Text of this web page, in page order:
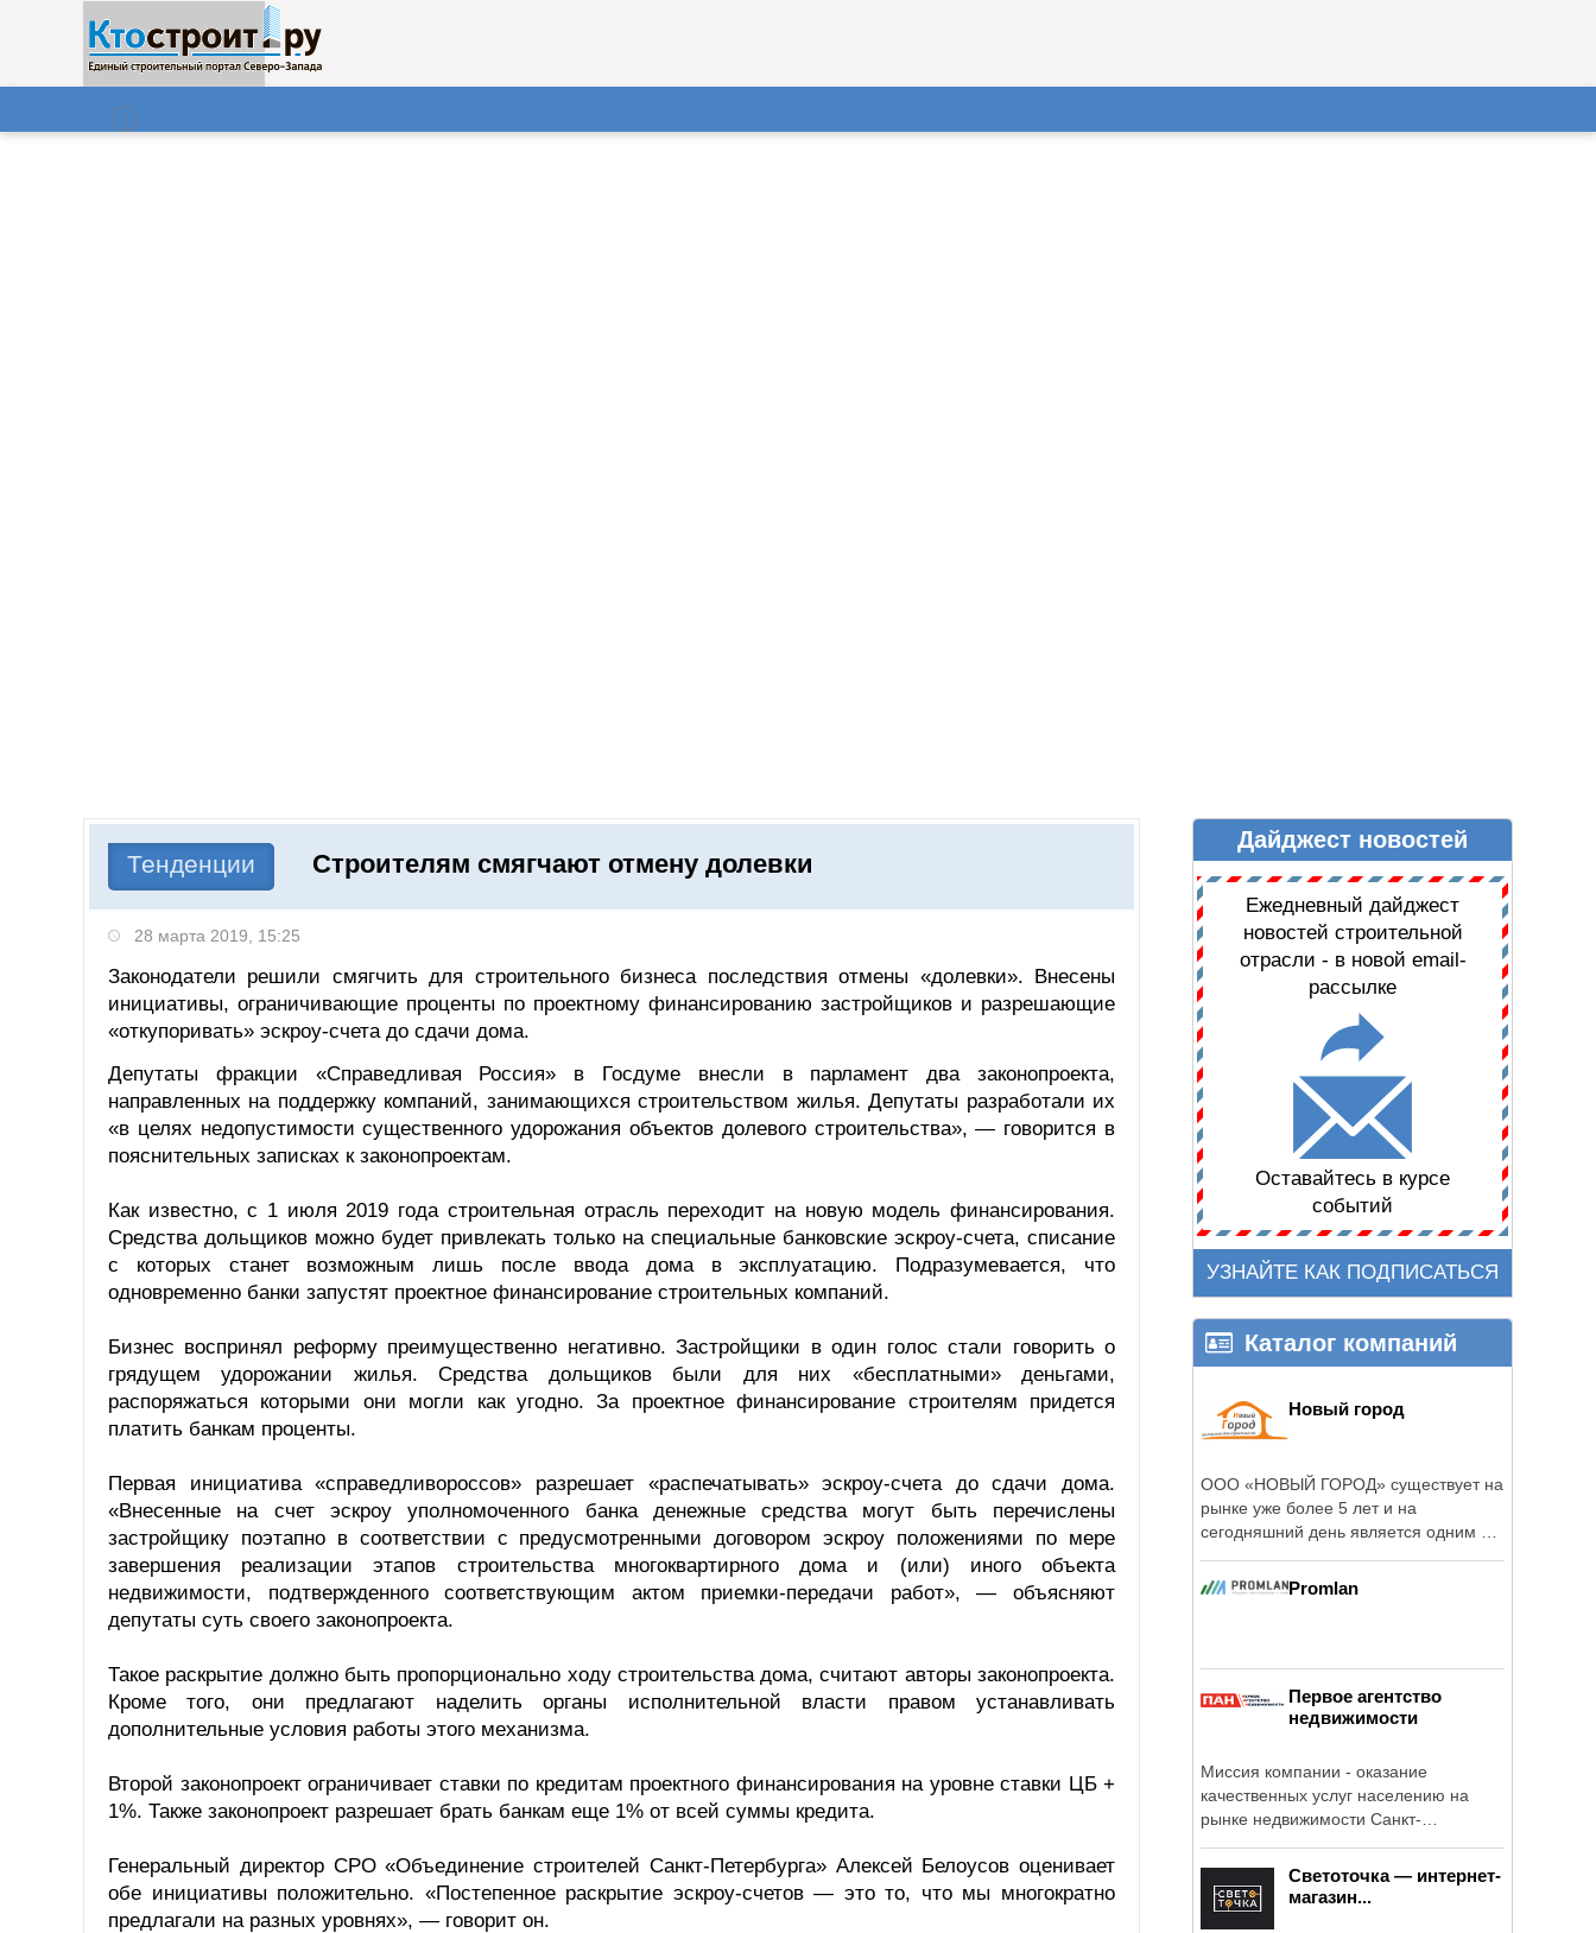
Поиск
НОВОСТИ СТАТЬИ ДАЙДЖЕСТ НОВОСТЕЙ
Тенденции Строителям смягчают отмену долевки
28 марта 2019, 15:25
Законодатели решили смягчить для строительного бизнеса последствия отмены «долевки». Внесены
инициативы, ограничивающие проценты по проектному финансированию застройщиков и разрешающие
«откупоривать» эскроу-счета до сдачи дома.
Депутаты фракции «Справедливая Россия» в Госдуме внесли в парламент два законопроекта,
направленных на поддержку компаний, занимающихся строительством жилья. Депутаты разработали их
«в целях недопустимости существенного удорожания объектов долевого строительства», — говорится в
пояснительных записках к законопроектам.
Как известно, с 1 июля 2019 года строительная отрасль переходит на новую модель финансирования.
Средства дольщиков можно будет привлекать только на специальные банковские эскроу-счета, списание
с которых станет возможным лишь после ввода дома в эксплуатацию. Подразумевается, что
одновременно банки запустят проектное финансирование строительных компаний.
Бизнес воспринял реформу преимущественно негативно. Застройщики в один голос стали говорить о
грядущем удорожании жилья. Средства дольщиков были для них «бесплатными» деньгами,
распоряжаться которыми они могли как угодно. За проектное финансирование строителям придется
платить банкам проценты.
Первая инициатива «справедливороссов» разрешает «распечатывать» эскроу-счета до сдачи дома.
«Внесенные на счет эскроу уполномоченного банка денежные средства могут быть перечислены
застройщику поэтапно в соответствии с предусмотренными договором эскроу положениями по мере
завершения реализации этапов строительства многоквартирного дома и (или) иного объекта
недвижимости, подтвержденного соответствующим актом приемки-передачи работ», — объясняют
депутаты суть своего законопроекта.
Такое раскрытие должно быть пропорционально ходу строительства дома, считают авторы законопроекта.
Кроме того, они предлагают наделить органы исполнительной власти правом устанавливать
дополнительные условия работы этого механизма.
Второй законопроект ограничивает ставки по кредитам проектного финансирования на уровне ставки ЦБ +
1%. Также законопроект разрешает брать банкам еще 1% от всей суммы кредита.
Генеральный директор СРО «Объединение строителей Санкт-Петербурга» Алексей Белоусов оценивает
обе инициативы положительно. «Постепенное раскрытие эскроу-счетов — это то, что мы многократно
предлагали на разных уровнях», — говорит он.
Дайджест новостей
Ежедневный дайджест
новостей строительной
отрасли - в новой email-
рассылке
Оставайтесь в курсе
событий
УЗНАЙТЕ КАК ПОДПИСАТЬСЯ
Каталог компаний
Новый город
ООО «НОВЫЙ ГОРОД» существует на
рынке уже более 5 лет и на
сегодняшний день является одним из
Promlan
Первое агентство
недвижимости
Миссия компании - оказание
качественных услуг населению на
рынке недвижимости Санкт-
Светоточка — интернет-
магазин...